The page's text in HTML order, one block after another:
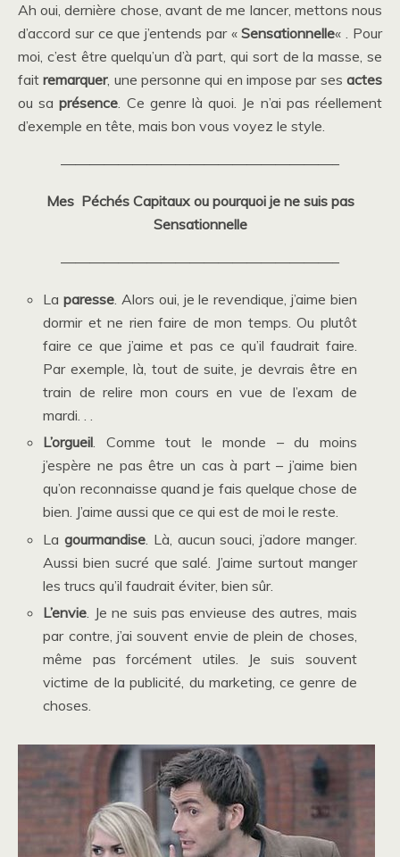
Ah oui, dernière chose, avant de me lancer, mettons nous
d’accord sur ce que j’entends par «Sensationnelle« . Pour
moi, c’est être quelqu’un d’à part, qui sort de la masse, se
faitremarquer, une personne qui en impose par sesactes
ou saprésence. Ce genre là quoi. Je n’ai pas réellement
d’exemple en tête, mais bon vous voyez le style.
———————————————————–
Mes Péchés Capitaux ou pourquoi je ne suis pas
Sensationnelle
———————————————————–
Laparesse. Alors oui, je le revendique, j’aime bien
dormir et ne rien faire de mon temps. Ou plutôt
faire ce que j’aime et pas ce qu’il faudrait faire.
Par exemple, là, tout de suite, je devrais être en
train de relire mon cours en vue de l’exam de
mardi. . .
L’orgueil. Comme tout le monde – du moins
j’espère ne pas être un cas à part – j’aime bien
qu’on reconnaisse quand je fais quelque chose de
bien. J’aime aussi que ce qui est de moi le reste.
Lagourmandise . Là, aucun souci, j’adore manger.
Aussi bien sucré que salé. J’aime surtout manger
les trucs qu’il faudrait éviter, bien sûr.
L’envie . Je ne suis pas envieuse des autres, mais
par contre, j’ai souvent envie de plein de choses,
même pas forcément utiles. Je suis souvent
victime de la publicité, du marketing, ce genre de
choses.